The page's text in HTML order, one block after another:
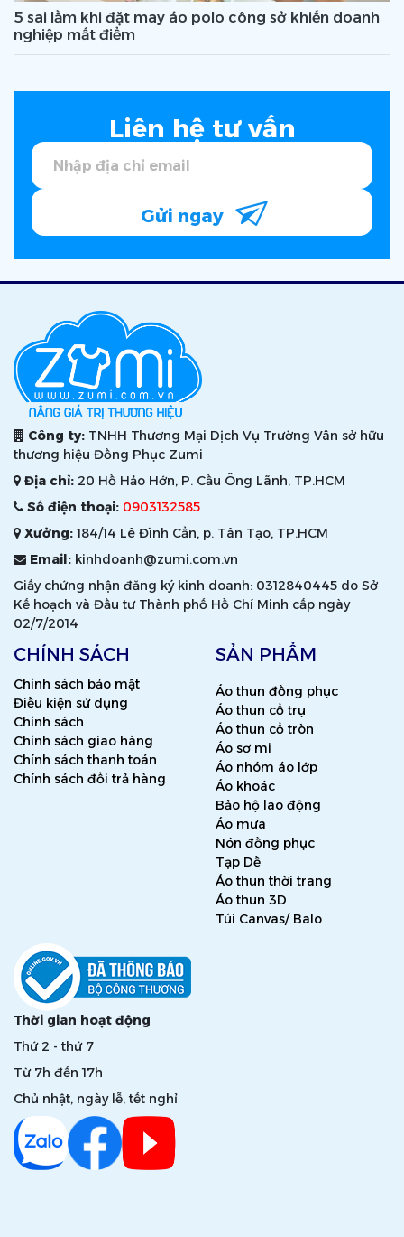
5 sai lầm khi đặt may áo polo công sở khiến doanh
nghiệp mất điểm
Liên hệ tư vấn
Gửi ngay
Công ty: TNHH Thương Mại Dịch Vụ Trường Vân sở hữu
thương hiệu Đồng Phục Zumi
Địa chỉ: 20 Hồ Hảo Hớn, P. Cầu Ông Lãnh, TP.HCM
Số điện thoại: 0903132585
Xưởng:184/14 Lê Đình Cẩn, p. Tân Tạo, TP.HCM
Email: kinhdoanh@zumi.com.vn
Giấy chứng nhận đăng ký kinh doanh: 0312840445 do Sở
Kế hoạch và Đầu tư Thành phố Hồ Chí Minh cấp ngày
02/7/2014
CHÍNH SÁCH
Chính sách bảo mật
Điều kiện sử dụng
Chính sách
Chính sách giao hàng
Chính sách thanh toán
Chính sách đổi trả hàng
SẢN PHẨM
Áo thun đồng phục
Áo thun cổ trụ
Áo thun cổ tròn
Áo sơ mi
Áo nhóm áo lớp
Áo khoác
Bảo hộ lao động
Áo mưa
Nón đồng phục
Tạp Dề
Áo thun thời trang
Áo thun 3D
Túi Canvas/ Balo
Thời gian hoạt động
Thứ 2 - thứ 7
Từ 7h đến 17h
Chủ nhật, ngày lễ, tết nghỉ